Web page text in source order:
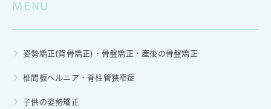
MENU
姿勢矯正(背骨矯正)・骨盤矯正・産後の骨盤矯正
椎間板ヘルニア・脊柱管狭窄症
子供の姿勢矯正